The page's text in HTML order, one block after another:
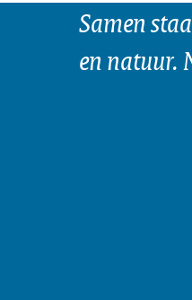
Samen
en natuur.